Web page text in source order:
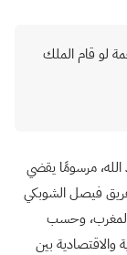
لو قام الملك
الله، مرسومًا يقضي
فيصل الشوبكي
المغرب، وحسب
والاقتصادية بين